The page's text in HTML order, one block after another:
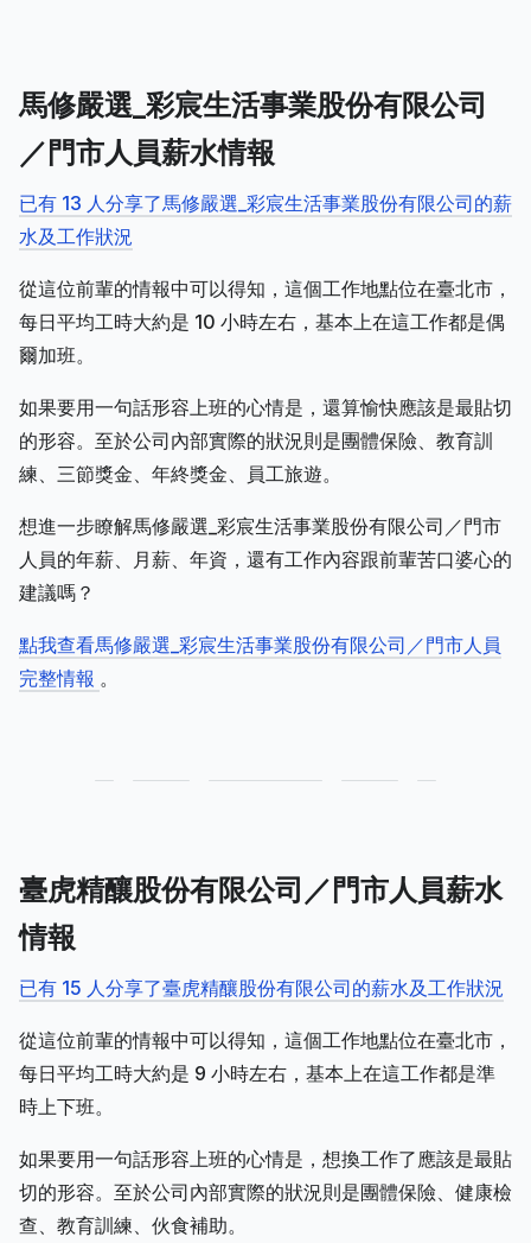
馬修嚴選_彩宸生活事業股份有限公司
／門市人員薪水情報
已有 13 人分享了馬修嚴選_彩宸生活事業股份有限公司的薪
水及工作狀況
從這位前輩的情報中可以得知，這個工作地點位在臺北市，
每日平均工時大約是 10 小時左右，基本上在這工作都是偶
爾加班。
如果要用一句話形容上班的心情是，還算愉快應該是最貼切
的形容。至於公司內部實際的狀況則是團體保險、教育訓
練、三節獎金、年終獎金、員工旅遊。
想進一步瞭解馬修嚴選_彩宸生活事業股份有限公司／門市
人員的年薪、月薪、年資，還有工作內容跟前輩苦口婆心的
建議嗎？
點我查看馬修嚴選_彩宸生活事業股份有限公司／門市人員
完整情報 。
臺虎精釀股份有限公司／門市人員薪水
情報
已有 15 人分享了臺虎精釀股份有限公司的薪水及工作狀況
從這位前輩的情報中可以得知，這個工作地點位在臺北市，
每日平均工時大約是 9 小時左右，基本上在這工作都是準
時上下班。
如果要用一句話形容上班的心情是，想換工作了應該是最貼
切的形容。至於公司內部實際的狀況則是團體保險、健康檢
查、教育訓練、伙食補助。